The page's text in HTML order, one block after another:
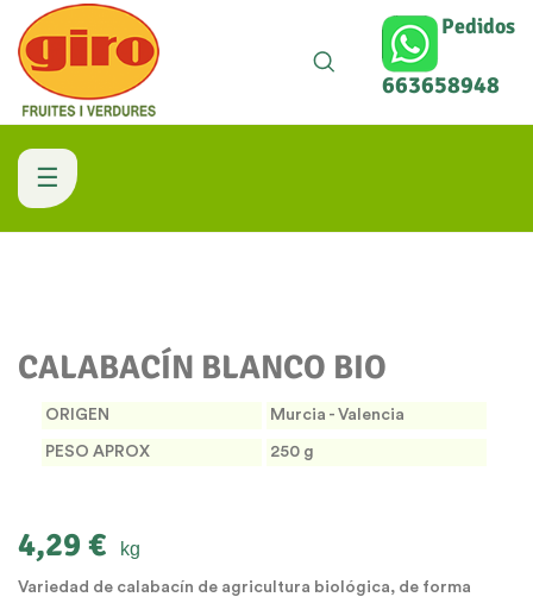
Pedidos
663658948
Navegación
de
☰
CALABACÍN BLANCO BIO
ORIGEN Murcia - Valencia
PESO APROX 250 g
4,29 € kg
Variedad de calabacín de agricultura biológica, de forma